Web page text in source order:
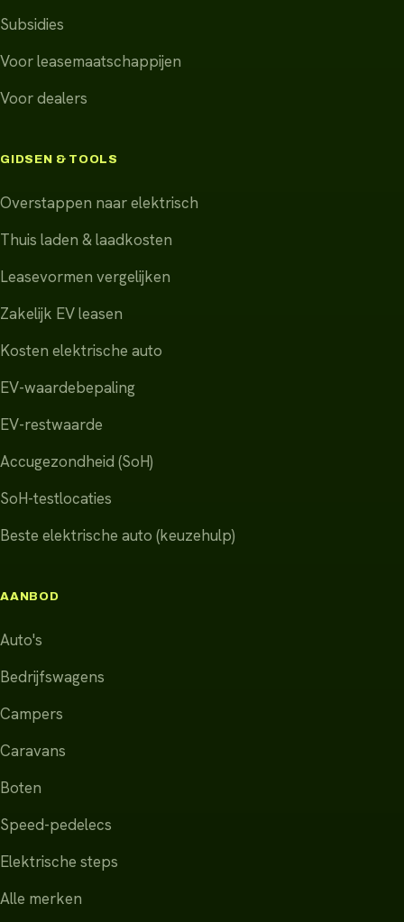
Subsidies
Voor leasemaatschappijen
Voor dealers
GIDSEN & TOOLS
Overstappen naar elektrisch
Thuis laden & laadkosten
Leasevormen vergelijken
Zakelijk EV leasen
Kosten elektrische auto
EV-waardebepaling
EV-restwaarde
Accugezondheid (SoH)
SoH-testlocaties
Beste elektrische auto (keuzehulp)
AANBOD
Auto's
Bedrijfswagens
Campers
Caravans
Boten
Speed-pedelecs
Elektrische steps
Alle merken